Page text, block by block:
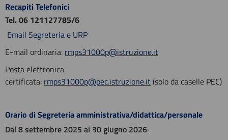
Recapiti Telefonici
Tel. 06 121127785/6
Email Segreteria e URP
E-mail ordinaria: rmps31000p@istruzione.it
Posta elettronica
certificata: rmps31000p@pec.istruzione.it (solo da caselle PEC)
Orario di Segreteria amministrativa/didattica/personale
Dal 8 settembre 2025 al 30 giugno 2026: